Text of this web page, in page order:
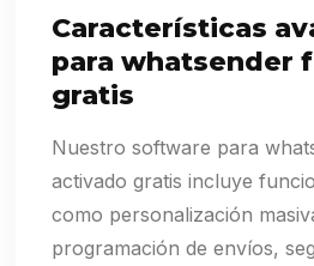
Características
para whatsender
gratis
Nuestro software para
activado gratis incluye
como personalización
programación de envíos,